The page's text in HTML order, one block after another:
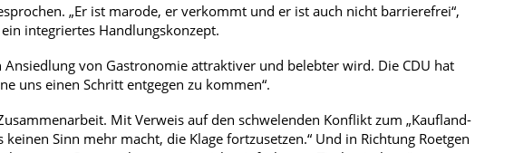
„Er ist marode, er verkommt und er ist auch nicht barrierefrei“,
integriertes Handlungskonzept.
von Gastronomie attraktiver und belebter wird. Die CDU hat
uns einen Schritt entgegen zu kommen“.
Mit Verweis auf den schwelenden Konflikt zum „Kaufland-
Sinn mehr macht, die Klage fortzusetzen.“ Und in Richtung Roetgen